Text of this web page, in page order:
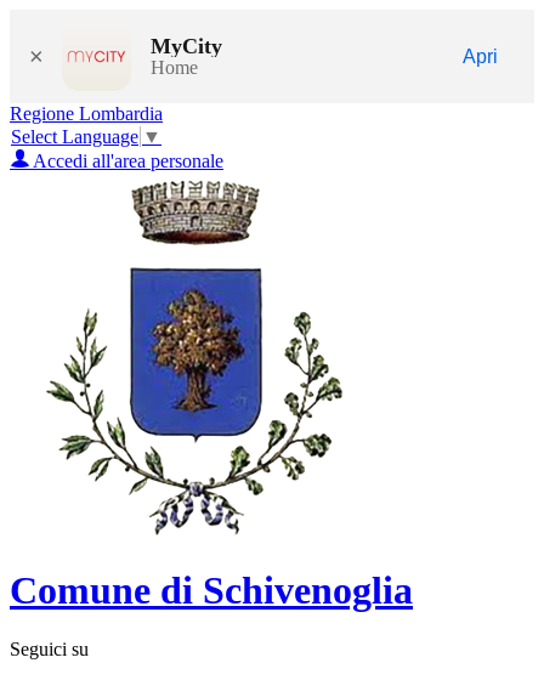
× MyCity
Home
Apri
Regione Lombardia
Select Language ▼
Accedi all'area personale
Comune di Schivenoglia
Seguici su